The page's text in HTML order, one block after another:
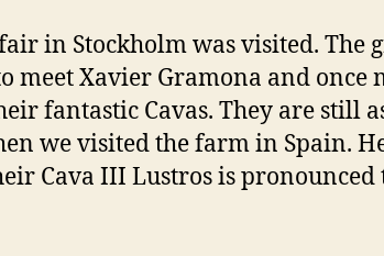
in Stockholm was visited. The
meet Xavier Gramona and once
fantastic Cavas. They are still
we visited the farm in Spain.
Cava III Lustros is pronounced